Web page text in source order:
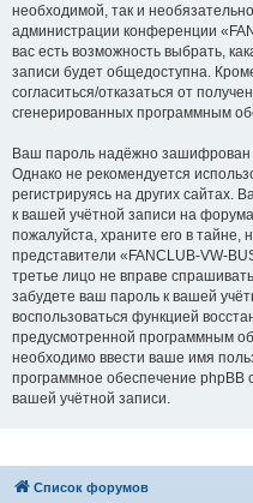
необходимой, так и
администрации конференции
вас есть возможность выбрать,
записи будет общедоступна.
согласиться/отказаться от
сгенерированных программным
Ваш пароль надёжно зашифрован
Однако не рекомендуется
регистрируясь на других сайтах.
к вашей учётной записи на
пожалуйста, храните его в тайне,
представители «FANCLUB-VW-
третье лицо не вправе
забудете ваш пароль к вашей
воспользоваться функцией
предусмотренной программным
необходимо ввести ваше имя
программное обеспечение phpBB
вашей учётной записи.
Список форумов